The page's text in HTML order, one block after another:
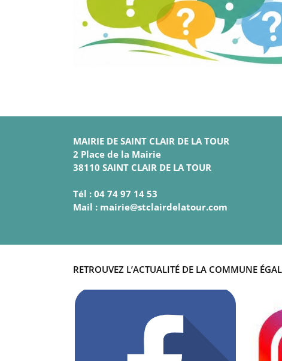
MAIRIE DE SAINT CLAIR DE LA TOUR
2 Place de la Mairie
38110 SAINT CLAIR DE LA TOUR
Tél : 04 74 97 14 53
Mail : mairie@stclairdelatour.com
RETROUVEZ L’ACTUALITÉ DE LA COMMUNE